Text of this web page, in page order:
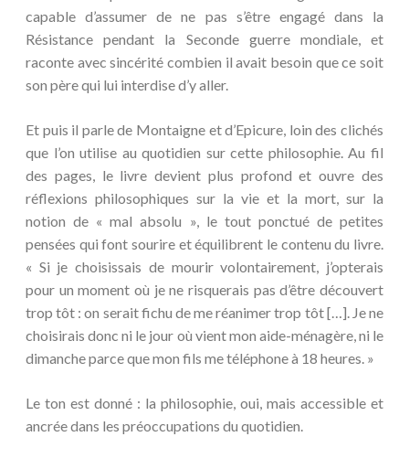
capable d’assumer de ne pas s’être engagé dans la
Résistance pendant la Seconde guerre mondiale, et
raconte avec sincérité combien il avait besoin que ce soit
son père qui lui interdise d’y aller.
Et puis il parle de Montaigne et d’Epicure, loin des clichés
que l’on utilise au quotidien sur cette philosophie. Au fil
des pages, le livre devient plus profond et ouvre des
réflexions philosophiques sur la vie et la mort, sur la
notion de « mal absolu », le tout ponctué de petites
pensées qui font sourire et équilibrent le contenu du livre.
« Si je choisissais de mourir volontairement, j’opterais
pour un moment où je ne risquerais pas d’être découvert
trop tôt : on serait fichu de me réanimer trop tôt […]. Je ne
choisirais donc ni le jour où vient mon aide-ménagère, ni le
dimanche parce que mon fils me téléphone à 18 heures. »
Le ton est donné : la philosophie, oui, mais accessible et
ancrée dans les préoccupations du quotidien.